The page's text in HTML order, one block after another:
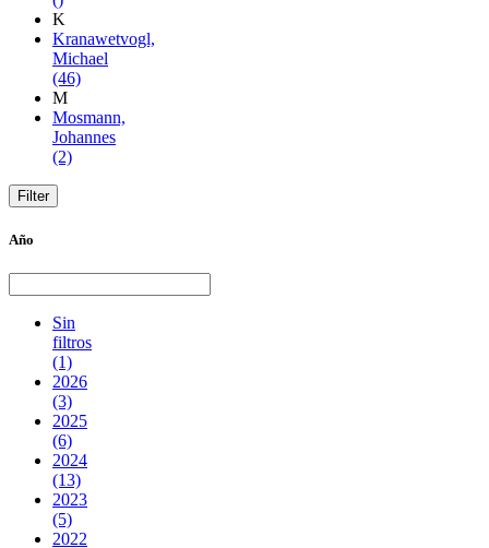
K
Kranawetvogl,
Michael
(46)
M
Mosmann,
Johannes
(2)
Año
Sin
filtros
(1)
2026
(3)
2025
(6)
2024
(13)
2023
(5)
2022